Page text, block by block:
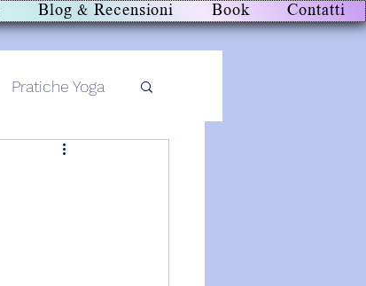
Blog & Recensioni Book Contatti
Pratiche Yoga